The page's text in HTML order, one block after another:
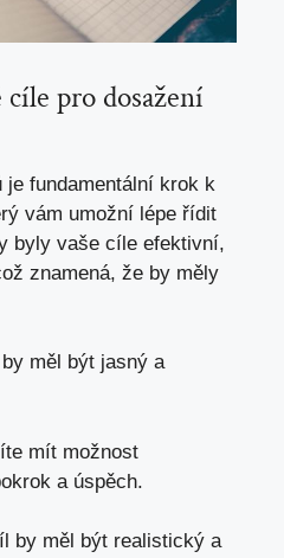
cíle pro dosažení
fundamentální krok k
vám umožní lépe řídit
byly vaše cíle efektivní,
znamená, že by měly
měl být jasný a
mít možnost
a úspěch.
by měl být realistický a